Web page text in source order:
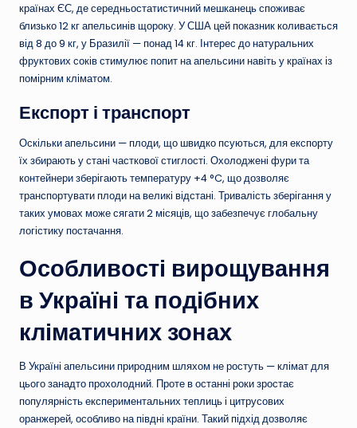
країнах ЄС, де середньостатистичний мешканець споживає
близько 12 кг апельсинів щороку. У США цей показник коливається
від 8 до 9 кг, у Бразилії — понад 14 кг. Інтерес до натуральних
фруктових соків стимулює попит на апельсини навіть у країнах із
помірним кліматом.
Експорт і транспорт
Оскільки апельсини — плоди, що швидко псуються, для експорту
їх збирають у стані часткової стиглості. Охолоджені фури та
контейнери зберігають температуру +4 °C, що дозволяє
транспортувати плоди на великі відстані. Тривалість зберігання у
таких умовах може сягати 2 місяців, що забезпечує глобальну
логістику постачання.
Особливості вирощування
в Україні та подібних
кліматичних зонах
В Україні апельсини природним шляхом не ростуть — клімат для
цього занадто прохолодний. Проте в останні роки зростає
популярність експериментальних теплиць і цитрусових
оранжерей, особливо на півдні країни. Такий підхід дозволяє